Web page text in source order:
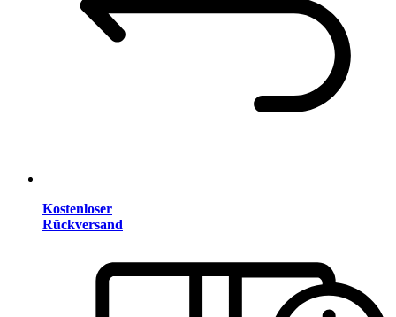
Kostenloser
Rückversand